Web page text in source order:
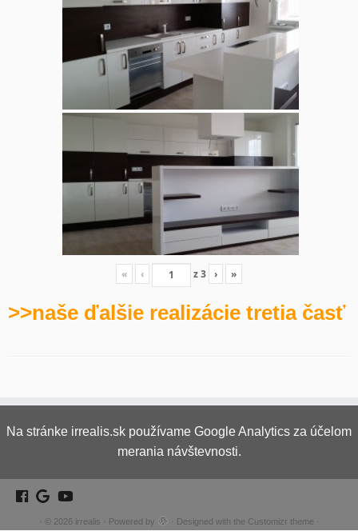
« ‹ z3 › »
>>naše ďalšie realizácie tretia časť
Na stránke irrealis.sk používame Google Analytics za účelom
merania návštevnosti.
· © 2026 irrealis · Powered by · Designed with the Customizr theme ·